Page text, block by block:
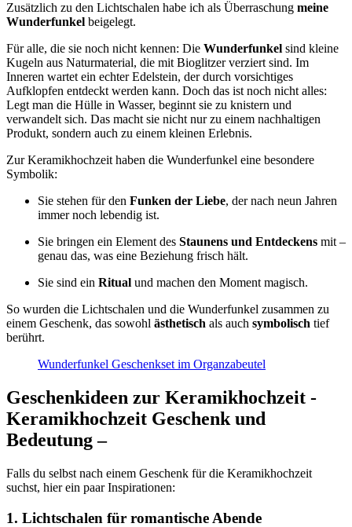
Zusätzlich zu den Lichtschalen habe ich als Überraschung meine
Wunderfunkel beigelegt.
Für alle, die sie noch nicht kennen: Die Wunderfunkel sind kleine
Kugeln aus Naturmaterial, die mit Bioglitzer verziert sind. Im
Inneren wartet ein echter Edelstein, der durch vorsichtiges
Aufklopfen entdeckt werden kann. Doch das ist noch nicht alles:
Legt man die Hülle in Wasser, beginnt sie zu knistern und
verwandelt sich. Das macht sie nicht nur zu einem nachhaltigen
Produkt, sondern auch zu einem kleinen Erlebnis.
Zur Keramikhochzeit haben die Wunderfunkel eine besondere
Symbolik:
Sie stehen für den Funken der Liebe, der nach neun Jahren
immer noch lebendig ist.
Sie bringen ein Element des Staunens und Entdeckens mit –
genau das, was eine Beziehung frisch hält.
Sie sind ein Ritual und machen den Moment magisch.
So wurden die Lichtschalen und die Wunderfunkel zusammen zu
einem Geschenk, das sowohl ästhetisch als auch symbolisch tief
berührt.
Wunderfunkel Geschenkset im Organzabeutel
Geschenkideen zur Keramikhochzeit -
Keramikhochzeit Geschenk und
Bedeutung –
Falls du selbst nach einem Geschenk für die Keramikhochzeit
suchst, hier ein paar Inspirationen:
1. Lichtschalen für romantische Abende